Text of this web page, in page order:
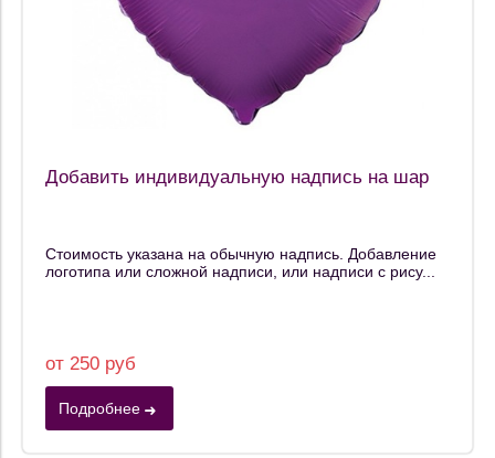
Добавить индивидуальную надпись на шар
Стоимость указана на обычную надпись. Добавление
логотипа или сложной надписи, или надписи с рису...
от 250 руб
Подробнее